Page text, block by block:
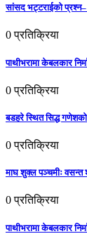
सांसद भट्टराईको प्रश्न–
0 प्रतिक्रिया
पाथीभरामा केबलकार
0 प्रतिक्रिया
बडहरे स्थित सिद्ध गणेशको
0 प्रतिक्रिया
माघ शुक्ल पञ्चमीः वसन्त
0 प्रतिक्रिया
पाथीभरामा केबलकार